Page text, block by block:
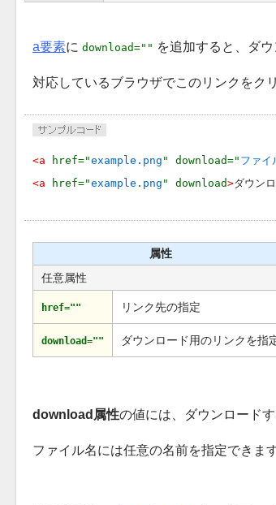
a要素に download="" を追加すると、ダ
対応しているブラウザでこのリンクをク
<a href="example.png " download=" ファイ
<a
href="example.png " download>ダウン
属性
任意属性
href="" リンク先の指定
download="" ダウンロード用のリンクを指
download属性の値には、ダウンロード
ファイル名には任意の名前を指定できま